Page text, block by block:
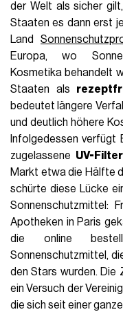
der Welt als sicher
Staaten es dann erst
Land
Europa, wo
Kosmetika behandelt
Staaten als
bedeutet längere
und deutlich höhere
Infolgedessen verfügt
zugelassene UV-Filter
Markt etwa die Hälfte
schürte diese Lücke
Sonnenschutzmittel:
Apotheken in Paris
die online
Sonnenschutzmittel,
den Stars wurden. Die
ein Versuch der
die sich seit einer